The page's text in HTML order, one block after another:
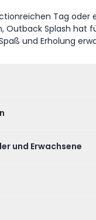
Tag oder
Outback Splash hat
und Erholung
und Erwachsene